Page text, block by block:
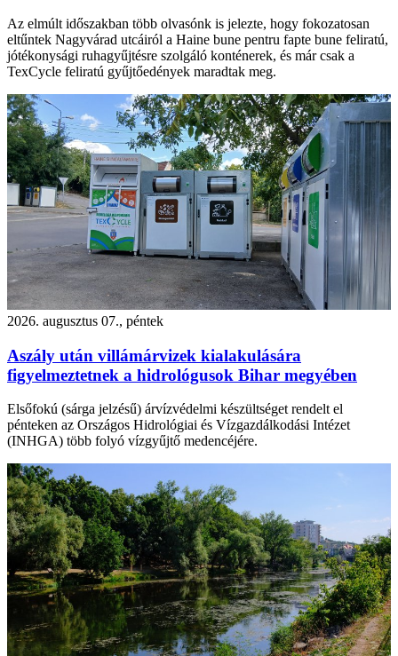
Az elmúlt időszakban több olvasónk is jelezte, hogy fokozatosan
eltűntek Nagyvárad utcáiról a Haine bune pentru fapte bune feliratú,
jótékonysági ruhagyűjtésre szolgáló konténerek, és már csak a
TexCycle feliratú gyűjtőedények maradtak meg.
2026. augusztus 07., péntek
Aszály után villámárvizek kialakulására
figyelmeztetnek a hidrológusok Bihar megyében
Elsőfokú (sárga jelzésű) árvízvédelmi készültséget rendelt el
pénteken az Országos Hidrológiai és Vízgazdálkodási Intézet
(INHGA) több folyó vízgyűjtő medencéjére.